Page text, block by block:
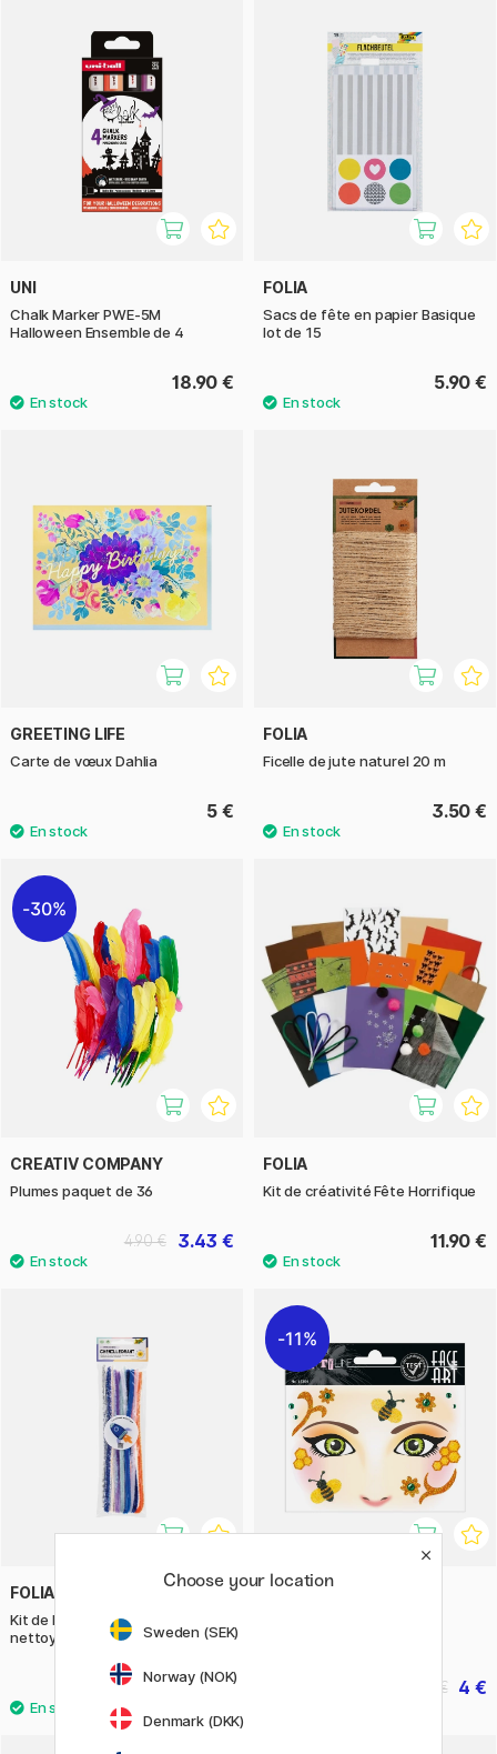
UNI
Chalk Marker PWE-5M
Halloween Ensemble de 4
18.90 €
FOLIA
Sacs de fête en papier Basique
lot de 15
5.90 €
GREETING LIFE
Carte de vœux Dahlia
5 €
FOLIA
Ficelle de jute naturel 20 m
3.50 €
30%
CREATIV COMPANY
Plumes paquet de 36
3.43 €
4.90 €
FOLIA
Kit de créativité Fête Horrifique
11.90 €
FOLIA
Kit de bricolage Pipes
nettoyeurs Espace lot de 10
1.90 €
11%
HERMA
4 €
5 €
Choose your location
Sweden (SEK)
Norway (NOK)
Denmark (DKK)